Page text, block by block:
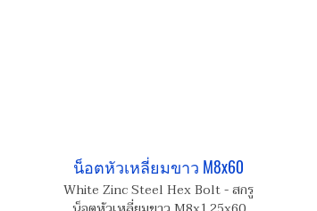
น็อตหัวเหลี่ยมขาว M8x60
White Zinc Steel Hex Bolt - สกรู